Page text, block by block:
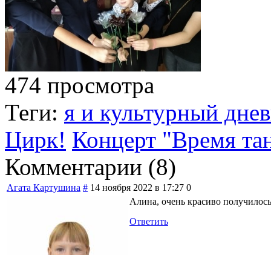
474 просмотра
Теги: я и культурный
Цирк! Концерт "Время
Комментарии (8)
Агата Картушина # 14 ноября 2022 в 17:27 0
Алина, очень красиво
Ответить